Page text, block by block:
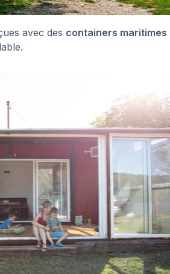
avec des containers maritimes